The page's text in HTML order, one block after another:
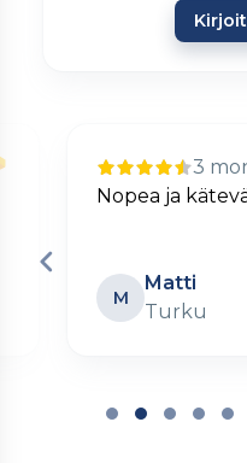
3
Nopea ja
M
Matti
Turku